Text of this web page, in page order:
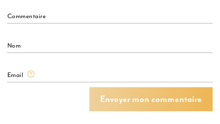
Commentaire
Nom
Email
Envoyer mon commentaire
Envoyer mon commentaire